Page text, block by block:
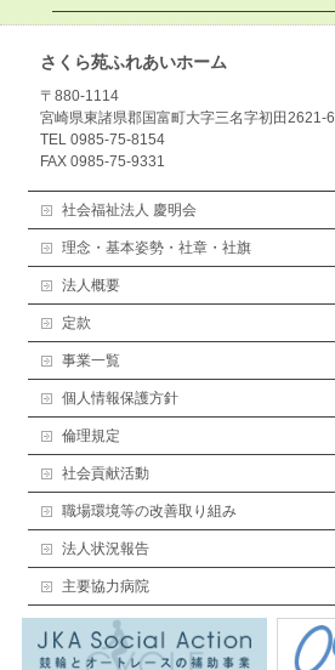
さくら苑ふれあいホーム
〒880-1114
宮崎県東諸県郡国富町大字三名字初田2621-6
TEL 0985-75-8154
FAX 0985-75-9331
社会福祉法人 慶明会
理念・基本姿勢・社章・社旗
法人概要
定款
事業一覧
個人情報保護方針
倫理規定
社会貢献活動
職場環境等の改善取り組み
法人状況報告
主要協力病院